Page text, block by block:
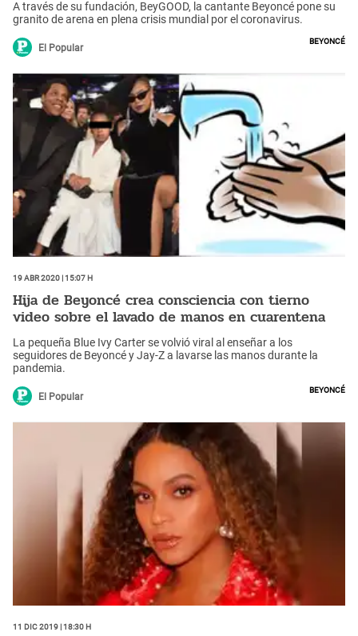
A través de su fundación, BeyGOOD, la cantante Beyoncé pone su
granito de arena en plena crisis mundial por el coronavirus.
El Popular
Beyoncé
19 Abr 2020 | 15:07 h
Hija de Beyoncé crea consciencia con tierno
video sobre el lavado de manos en cuarentena
La pequeña Blue Ivy Carter se volvió viral al enseñar a los
seguidores de Beyoncé y Jay-Z a lavarse las manos durante la
pandemia.
El Popular
Beyoncé
11 Dic 2019 | 18:30 h